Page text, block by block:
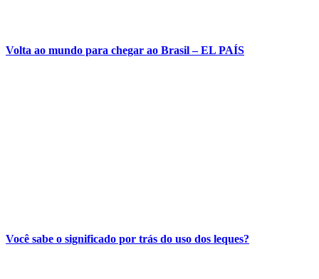
Volta ao mundo para chegar ao Brasil – EL PAÍS
Você sabe o significado por trás do uso dos leques?